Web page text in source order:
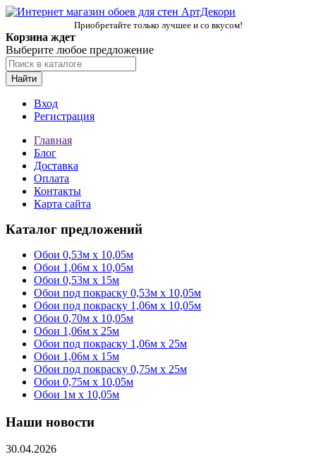
Приобретайте только лучшее и со вкусом!
Корзина ждет
Выберите любое предложение
Найти
Вход
Регистрация
Главная
Блог
Доставка
Оплата
Контакты
Карта сайта
Каталог предложений
Обои 0,53м x 10,05м
Обои 1,06м х 10,05м
Обои 0,53м x 15м
Обои под покраску 0,53м x 10,05м
Обои под покраску 1,06м х 10,05м
Обои 0,70м x 10,05м
Обои 1,06м x 25м
Обои под покраску 1,06м x 25м
Обои 1,06м x 15м
Обои под покраску 0,75м x 25м
Обои 0,75м x 10,05м
Обои 1м х 10,05м
Наши новости
30.04.2026